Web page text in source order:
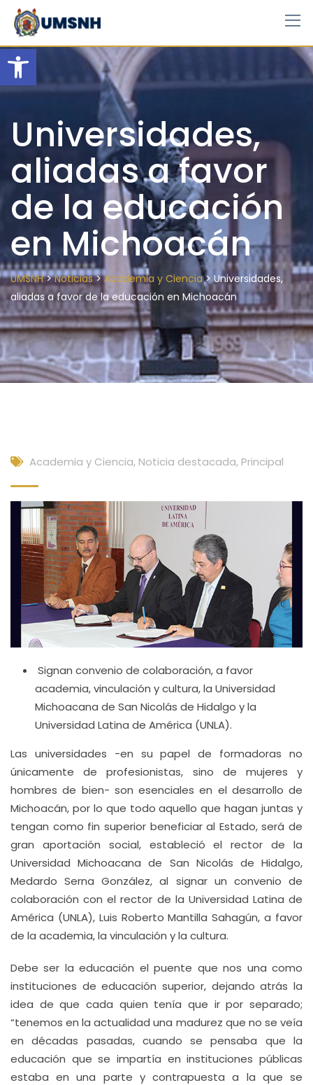
Open toolbar
Skip
content
Universidades,
aliadas a favor
de la educación
en Michoacán
UMSNH>Noticias>Academia y Ciencia>Universidades,
aliadas a favor de la educación en Michoacán
Academia y Ciencia, Noticia destacada, Principal
Signan convenio de colaboración, a favor
academia, vinculación y cultura, la Universidad
Michoacana de San Nicolás de Hidalgo y la
Universidad Latina de América (UNLA).
Las universidades -en su papel de formadoras no
únicamente de profesionistas, sino de mujeres y
hombres de bien- son esenciales en el desarrollo de
Michoacán, por lo que todo aquello que hagan juntas y
tengan como fin superior beneficiar al Estado, será de
gran aportación social, estableció el rector de la
Universidad Michoacana de San Nicolás de Hidalgo,
Medardo Serna González, al signar un convenio de
colaboración con el rector de la Universidad Latina de
América (UNLA), Luis Roberto Mantilla Sahagún, a favor
de la academia, la vinculación y la cultura.
Debe ser la educación el puente que nos una como
instituciones de educación superior, dejando atrás la
idea de que cada quien tenía que ir por separado;
“tenemos en la actualidad una madurez que no se veía
en décadas pasadas, cuando se pensaba que la
educación que se impartía en instituciones públicas
estaba en una parte y contrapuesta a la que se